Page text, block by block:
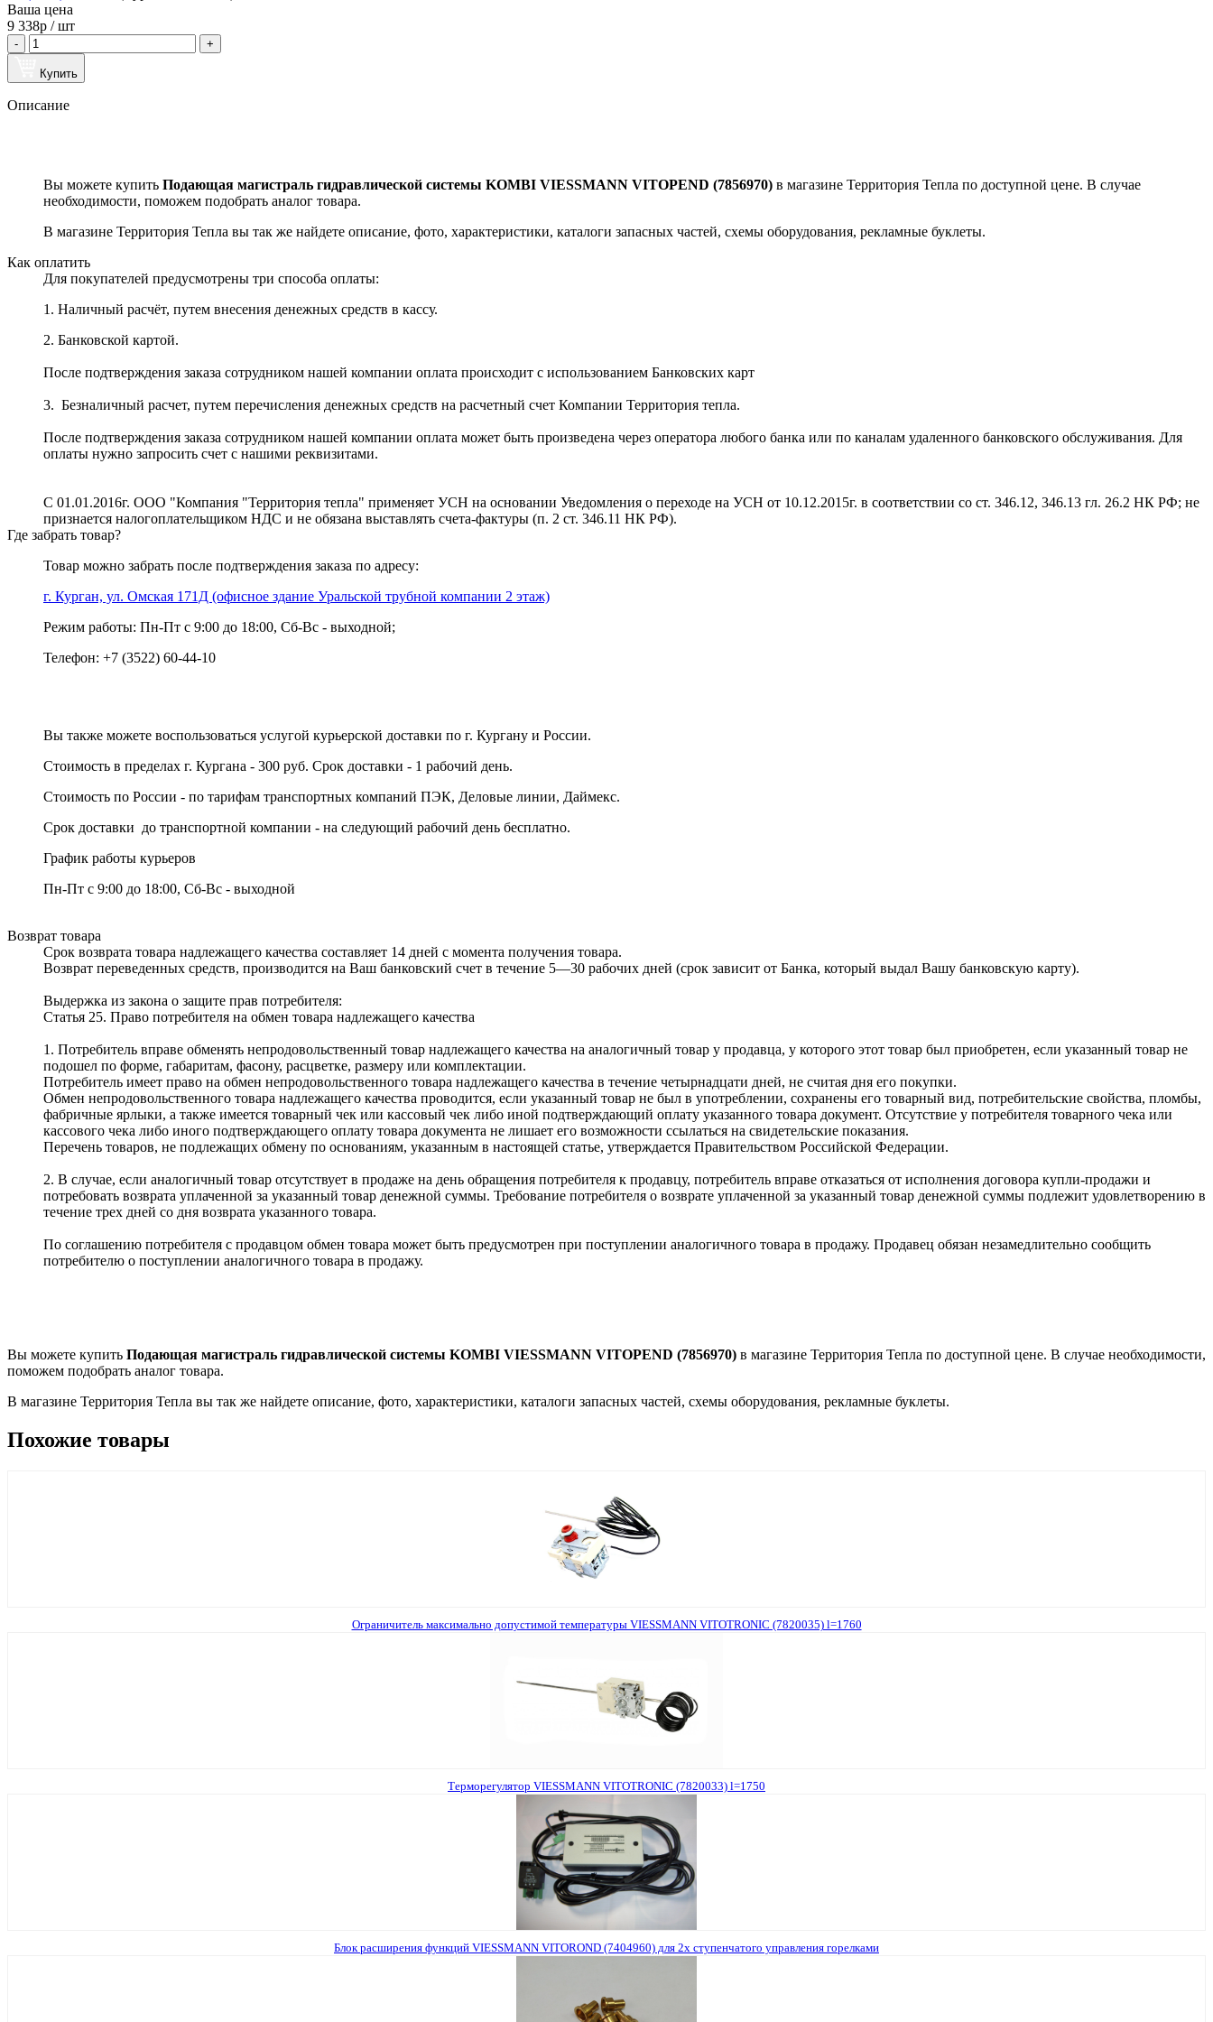
Ваша цена
9 338р / шт
Купить
Описание
Вы можете купить Подающая магистраль гидравлической системы KOMBI VIESSMANN VITOPEND (7856970) в магазине Территория Тепла по доступной цене. В случае
необходимости, поможем подобрать аналог товара.
В магазине Территория Тепла вы так же найдете описание, фото, характеристики, каталоги запасных частей, схемы оборудования, рекламные буклеты.
Как оплатить
Для покупателей предусмотрены три способа оплаты:
1. Наличный расчёт, путем внесения денежных средств в кассу.
2. Банковской картой.
После подтверждения заказа сотрудником нашей компании оплата происходит с использованием Банковских карт
3. Безналичный расчет, путем перечисления денежных средств на расчетный счет Компании Территория тепла.
После подтверждения заказа сотрудником нашей компании оплата может быть произведена через оператора любого банка или по каналам удаленного банковского обслуживания. Для
оплаты нужно запросить счет с нашими реквизитами.
С 01.01.2016г. ООО "Компания "Территория тепла" применяет УСН на основании Уведомления о переходе на УСН от 10.12.2015г. в соответствии со ст. 346.12, 346.13 гл. 26.2 НК РФ; не
признается налогоплательщиком НДС и не обязана выставлять счета-фактуры (п. 2 ст. 346.11 НК РФ).
Где забрать товар?
Товар можно забрать после подтверждения заказа по адресу:
г. Курган, ул. Омская 171Д (офисное здание Уральской трубной компании 2 этаж)
Режим работы: Пн-Пт с 9:00 до 18:00, Сб-Вс - выходной;
Телефон: +7 (3522) 60-44-10
Вы также можете воспользоваться услугой курьерской доставки по г. Кургану и России.
Стоимость в пределах г. Кургана - 300 руб. Срок доставки - 1 рабочий день.
Стоимость по России - по тарифам транспортных компаний ПЭК, Деловые линии, Даймекс.
Срок доставки до транспортной компании - на следующий рабочий день бесплатно.
График работы курьеров
Пн-Пт с 9:00 до 18:00, Сб-Вс - выходной
Возврат товара
Срок возврата товара надлежащего качества составляет 14 дней с момента получения товара.
Возврат переведенных средств, производится на Ваш банковский счет в течение 5—30 рабочих дней (срок зависит от Банка, который выдал Вашу банковскую карту).
Выдержка из закона о защите прав потребителя:
Статья 25. Право потребителя на обмен товара надлежащего качества
1. Потребитель вправе обменять непродовольственный товар надлежащего качества на аналогичный товар у продавца, у которого этот товар был приобретен, если указанный товар не
подошел по форме, габаритам, фасону, расцветке, размеру или комплектации.
Потребитель имеет право на обмен непродовольственного товара надлежащего качества в течение четырнадцати дней, не считая дня его покупки.
Обмен непродовольственного товара надлежащего качества проводится, если указанный товар не был в употреблении, сохранены его товарный вид, потребительские свойства, пломбы,
фабричные ярлыки, а также имеется товарный чек или кассовый чек либо иной подтверждающий оплату указанного товара документ. Отсутствие у потребителя товарного чека или
кассового чека либо иного подтверждающего оплату товара документа не лишает его возможности ссылаться на свидетельские показания.
Перечень товаров, не подлежащих обмену по основаниям, указанным в настоящей статье, утверждается Правительством Российской Федерации.
2. В случае, если аналогичный товар отсутствует в продаже на день обращения потребителя к продавцу, потребитель вправе отказаться от исполнения договора купли-продажи и
потребовать возврата уплаченной за указанный товар денежной суммы. Требование потребителя о возврате уплаченной за указанный товар денежной суммы подлежит удовлетворению в
течение трех дней со дня возврата указанного товара.
По соглашению потребителя с продавцом обмен товара может быть предусмотрен при поступлении аналогичного товара в продажу. Продавец обязан незамедлительно сообщить
потребителю о поступлении аналогичного товара в продажу.
Вы можете купить Подающая магистраль гидравлической системы KOMBI VIESSMANN VITOPEND (7856970) в магазине Территория Тепла по доступной цене. В случае необходимости,
поможем подобрать аналог товара.
В магазине Территория Тепла вы так же найдете описание, фото, характеристики, каталоги запасных частей, схемы оборудования, рекламные буклеты.
Похожие товары
Ограничитель максимально допустимой температуры VIESSMANN VITOTRONIC (7820035) l=1760
Терморегулятор VIESSMANN VITOTRONIC (7820033) l=1750
Блок расширения функций VIESSMANN VITOROND (7404960) для 2х ступенчатого управления горелками